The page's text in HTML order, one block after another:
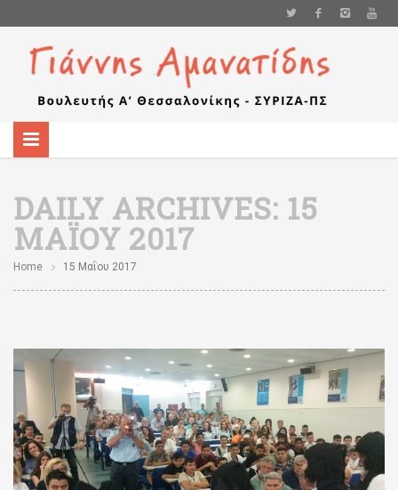
DAILY ARCHIVES: 15
ΜΑΪ́ΟΥ 2017
Home 15 Μαΐου 2017